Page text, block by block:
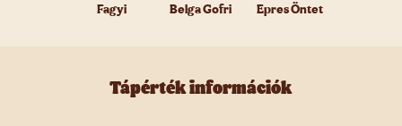
Fagyi Belga Gofri Epres Öntet
Tápérték információk